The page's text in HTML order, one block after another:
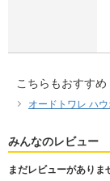
こちらもおすすめ
オードトワレ ハ
みんなのレビュー
まだレビューがありま